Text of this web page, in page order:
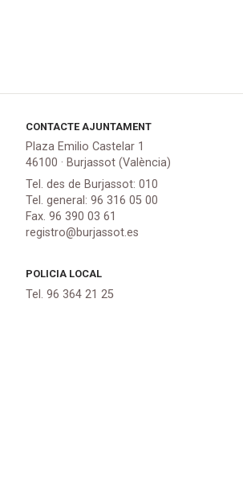
CONTACTE AJUNTAMENT
Plaza Emilio Castelar 1
46100 · Burjassot (València)
Tel. des de Burjassot: 010
Tel. general: 96 316 05 00
Fax. 96 390 03 61
registro@burjassot.es
POLICIA LOCAL
Tel. 96 364 21 25